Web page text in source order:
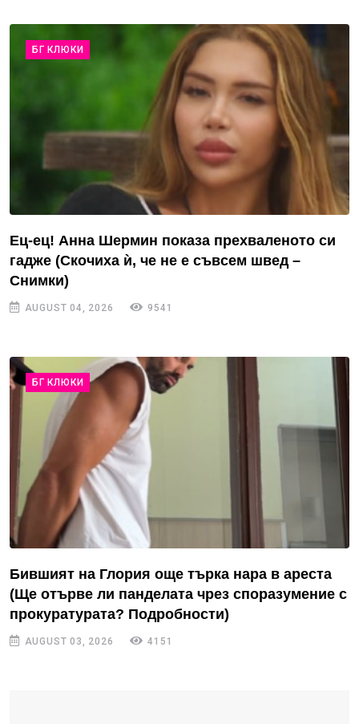
БГ КЛЮКИ
Ец-ец! Анна Шермин показа прехваленото си
гадже (Скочиха ѝ, че не е съвсем швед –
Снимки)
AUGUST 04, 2026 9541
БГ КЛЮКИ
Бившият на Глория още търка нара в ареста
(Ще отърве ли панделата чрез споразумение с
прокуратурата? Подробности)
AUGUST 03, 2026 4151